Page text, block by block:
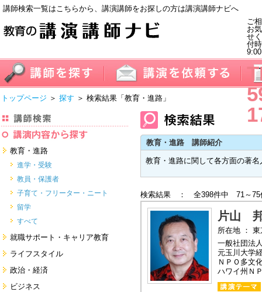
講師検索一覧はこちらから、講演講師をお探しの方は講演講師ナビへ
ご
お
せ
付
トップページ ＞ 探す ＞ 検索結果 「教育・進路」
教育・進路
進学・受験
教員・保護者
子育て・フリーター・ニート
留学
すべて
就職サポート・キャリア教育
就職サポートツール対策
面接・ディスカッション・マナー
対策
ライフスタイル
健康・美容・女性・食育
看護・介護・ボランティア
政治・経済
国際
ビジネス
教育・進路 講師紹介
教育・進路に関して各方面の著
検索結果 ： 全398件中 71～75
片山
所在地 ：
一般社団法
元玉川大学
ＮＰＯ多文
ハワイ州Ｎ